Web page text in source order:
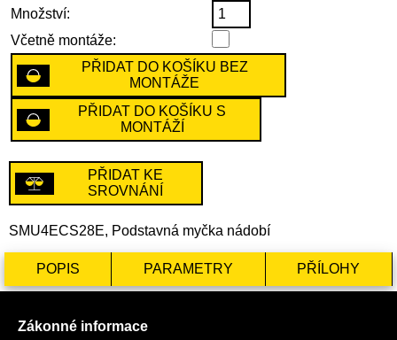
Množství:
Včetně montáže:
PŘIDAT DO KOŠÍKU BEZ
MONTÁŽE
PŘIDAT DO KOŠÍKU S
MONTÁŽÍ
PŘIDAT KE
SROVNÁNÍ
SMU4ECS28E, Podstavná myčka nádobí
POPIS PARAMETRY PŘÍLOHY
Zákonné informace